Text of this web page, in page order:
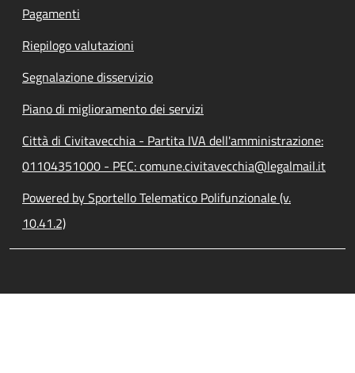
Pagamenti
Riepilogo valutazioni
Segnalazione disservizio
Piano di miglioramento dei servizi
Città di Civitavecchia - Partita IVA dell'amministrazione:
01104351000 - PEC: comune.civitavecchia@legalmail.it
Powered by Sportello Telematico Polifunzionale (v.
10.41.2)